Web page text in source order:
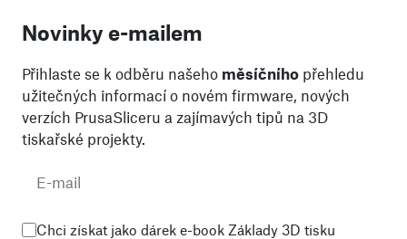
Novinky e-mailem
Přihlaste se k odběru našeho měsíčního přehledu
užitečných informací o novém firmware, nových
verzích PrusaSliceru a zajímavých tipů na 3D
tiskařské projekty.
Chci získat jako dárek e-book Základy 3D tisku